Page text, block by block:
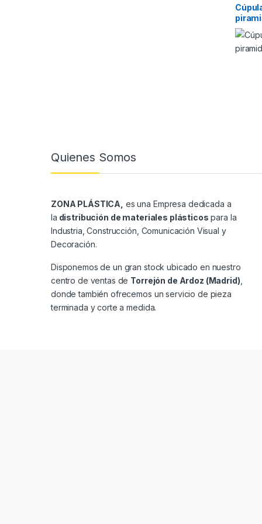
Quienes Somos
ZONA PLÁSTICA, es una Empresa dedicada a
la distribución de materiales plásticos para la
Industria, Construcción, Comunicación Visual y
Decoración.
Disponemos de un gran stock ubicado en nuestro
centro de ventas de Torrejón de Ardoz (Madrid)
donde también ofrecemos un servicio de pieza
terminada y corte a medida.